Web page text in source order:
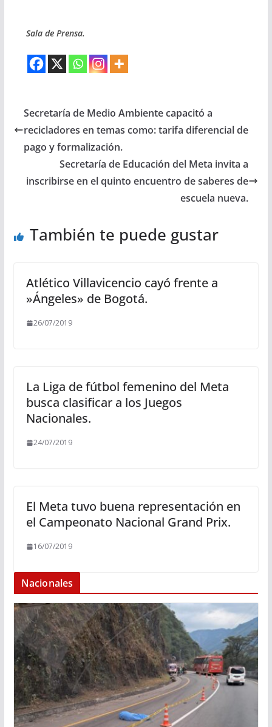
Sala de Prensa.
Secretaría de Medio Ambiente capacitó a
recicladores en temas como: tarifa diferencial de
pago y formalización.
Secretaría de Educación del Meta invita a
inscribirse en el quinto encuentro de saberes de
escuela nueva.
También te puede gustar
Atlético Villavicencio cayó frente a
»Ángeles» de Bogotá.
26/07/2019
La Liga de fútbol femenino del Meta
busca clasificar a los Juegos
Nacionales.
24/07/2019
El Meta tuvo buena representación en
el Campeonato Nacional Grand Prix.
16/07/2019
Nacionales